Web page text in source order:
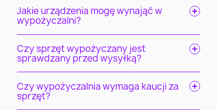
Jakie urządzenia mogę wynająć w
wypożyczalni?
Czy sprzęt wypożyczany jest
sprawdzany przed wysyłką?
Czy wypożyczalnia wymaga kaucji za
sprzęt?